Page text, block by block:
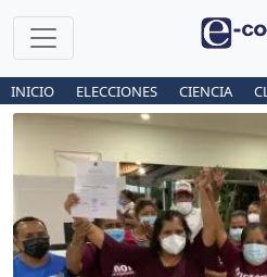
INICIO ELECCIONES CIENCIA